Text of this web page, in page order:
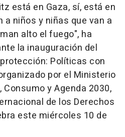
está en Gaza, sí, está en
a niños y niñas que van a
alto el fuego", ha
la inauguración del
Políticas con
por el Ministerio
y Agenda 2030,
de los Derechos
este miércoles 10 de